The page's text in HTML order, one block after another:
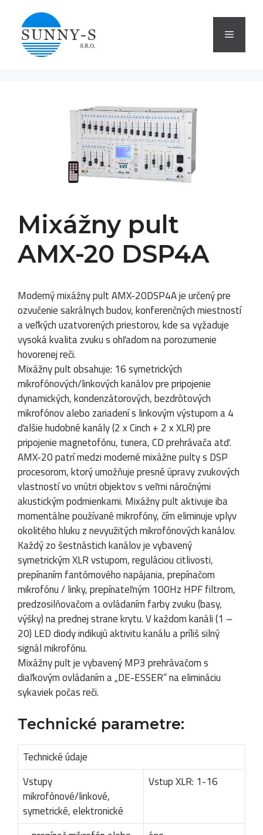
obsah
Menu
Mixážny pult
AMX-20 DSP4A
Moderný mixážny pult AMX-20DSP4A je určený pre
ozvučenie sakrálnych budov, konferenčných miestností
a veľkých uzatvorených priestorov, kde sa vyžaduje
vysoká kvalita zvuku s ohľadom na porozumenie
hovorenej reči.
Mixážny pult obsahuje: 16 symetrických
mikrofónových/linkových kanálov pre pripojenie
dynamických, kondenzátorových, bezdrôtových
mikrofónov alebo zariadení s linkovým výstupom a 4
ďalšie hudobné kanály (2 x Cinch + 2 x XLR) pre
pripojenie magnetofónu, tunera, CD prehrávača atď.
AMX-20 patrí medzi moderné mixážne pulty s DSP
procesorom, ktorý umožňuje presné úpravy zvukových
vlastností vo vnútri objektov s veľmi náročnými
akustickým podmienkami. Mixážny pult aktivuje iba
momentálne používané mikrofóny, čím eliminuje vplyv
okolitého hluku z nevyužitých mikrofónových kanálov.
Každý zo šestnástich kanálov je vybavený
symetrickým XLR vstupom, reguláciou citlivosti,
prepínaním fantómového napájania, prepínačom
mikrofónu / linky, prepínateľným 100Hz HPF filtrom,
predzosilňovačom a ovládaním farby zvuku (basy,
výšky) na prednej strane krytu. V každom kanáli (1 –
20) LED diody indikujú aktivitu kanálu a príliš silný
signál mikrofónu.
Mixážny pult je vybavený MP3 prehrávačom s
diaľkovým ovládaním a „DE-ESSER“ na elimináciu
sykaviek počas reči.
Technické parametre:
Technické údaje
Vstupy
mikrofónové/linkové,
symetrické, elektronické
Vstup XLR: 1-16